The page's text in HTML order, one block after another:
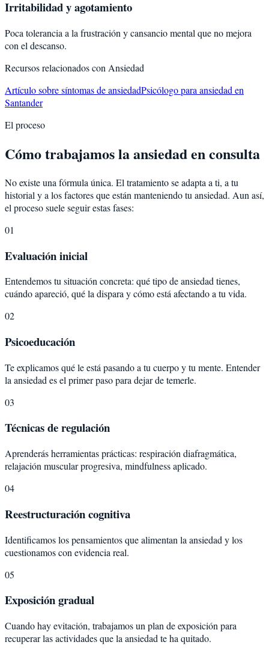
Irritabilidad y agotamiento
Poca tolerancia a la frustración y cansancio mental que no mejora
con el descanso.
Recursos relacionados con Ansiedad
Artículo sobre síntomas de ansiedadPsicólogo para ansiedad en
Santander
El proceso
Cómo trabajamos la ansiedad en consulta
No existe una fórmula única. El tratamiento se adapta a ti, a tu
historial y a los factores que están manteniendo tu ansiedad. Aun así,
el proceso suele seguir estas fases:
01
Evaluación inicial
Entendemos tu situación concreta: qué tipo de ansiedad tienes,
cuándo apareció, qué la dispara y cómo está afectando a tu vida.
02
Psicoeducación
Te explicamos qué le está pasando a tu cuerpo y tu mente. Entender
la ansiedad es el primer paso para dejar de temerle.
03
Técnicas de regulación
Aprenderás herramientas prácticas: respiración diafragmática,
relajación muscular progresiva, mindfulness aplicado.
04
Reestructuración cognitiva
Identificamos los pensamientos que alimentan la ansiedad y los
cuestionamos con evidencia real.
05
Exposición gradual
Cuando hay evitación, trabajamos un plan de exposición para
recuperar las actividades que la ansiedad te ha quitado.